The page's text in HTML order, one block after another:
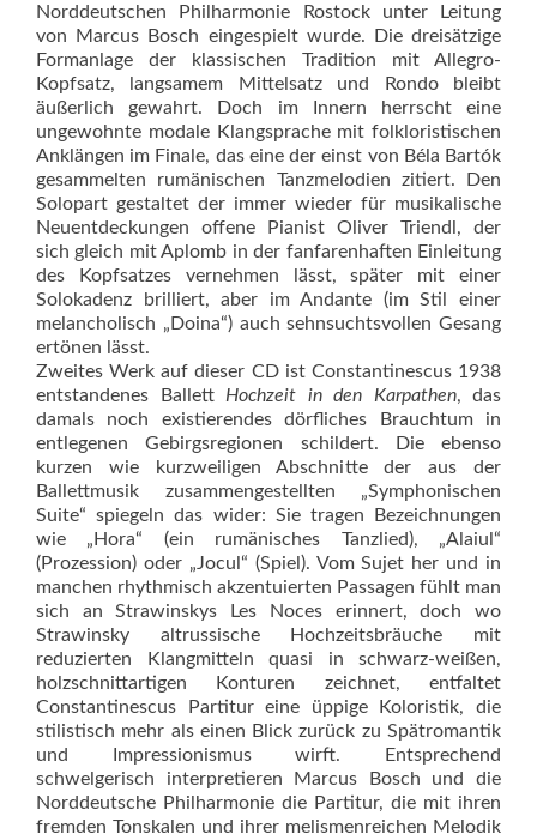
Norddeutschen Philharmonie Rostock unter Leitung
von Marcus Bosch eingespielt wurde. Die dreisätzige
Formanlage der klassischen Tradition mit Allegro-
Kopfsatz, langsamem Mittelsatz und Rondo bleibt
äußerlich gewahrt. Doch im Innern herrscht eine
ungewohnte modale Klangsprache mit folkloristischen
Anklängen im Finale, das eine der einst von Béla Bartók
gesammelten rumänischen Tanzmelodien zitiert. Den
Solopart gestaltet der immer wieder für musikalische
Neuentdeckungen offene Pianist Oliver Triendl, der
sich gleich mit Aplomb in der fanfarenhaften Einleitung
des Kopfsatzes vernehmen lässt, später mit einer
Solokadenz brilliert, aber im Andante (im Stil einer
melancholisch „Doina“) auch sehnsuchtsvollen Gesang
ertönen lässt.
Zweites Werk auf dieser CD ist Constantinescus 1938
entstandenes Ballett Hochzeit in den Karpathen, das
damals noch existierendes dörfliches Brauchtum in
entlegenen Gebirgsregionen schildert. Die ebenso
kurzen wie kurzweiligen Abschnitte der aus der
Ballettmusik zusammengestellten „Symphonischen
Suite“ spiegeln das wider: Sie tragen Bezeichnungen
wie „Hora“ (ein rumänisches Tanzlied), „Alaiul“
(Prozession) oder „Jocul“ (Spiel). Vom Sujet her und in
manchen rhythmisch akzentuierten Passagen fühlt man
sich an Strawinskys Les Noces erinnert, doch wo
Strawinsky altrussische Hochzeitsbräuche mit
reduzierten Klangmitteln quasi in schwarz-weißen,
holzschnittartigen Konturen zeichnet, entfaltet
Constantinescus Partitur eine üppige Koloristik, die
stilistisch mehr als einen Blick zurück zu Spätromantik
und Impressionismus wirft. Entsprechend
schwelgerisch interpretieren Marcus Bosch und die
Norddeutsche Philharmonie die Partitur, die mit ihren
fremden Tonskalen und ihrer melismenreichen Melodik